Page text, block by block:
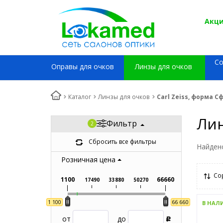
Оправы для очков Линзы для очков
Каталог Линзы для очков Carl Zeiss, форма
Фильтр
Сбросить все фильтры
Розничная цена
1 100 66 660
1100 17490 33880 50270 66660
от до Р
В